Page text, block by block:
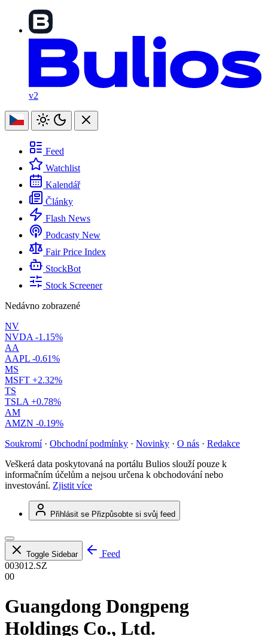
v2
Feed
Watchlist
Kalendář
Články
Flash News
Podcasty New
Fair Price Index
StockBot
Stock Screener
Nedávno zobrazené
NV
NVDA -1.15%
AA
AAPL -0.61%
MS
MSFT +2.32%
TS
TSLA +0.78%
AM
AMZN -0.19%
Soukromí · Obchodní podmínky · Novinky · O nás · Redakce
Veškerá data poskytovaná na portálu Bulios slouží pouze k
informačním účelům a nejsou určena k obchodování nebo
investování. Zjistit více
Přihlásit se Přizpůsobte si svůj feed
Toggle Sidebar
Feed
003012.SZ
00
Guangdong Dongpeng
Holdings Co., Ltd.